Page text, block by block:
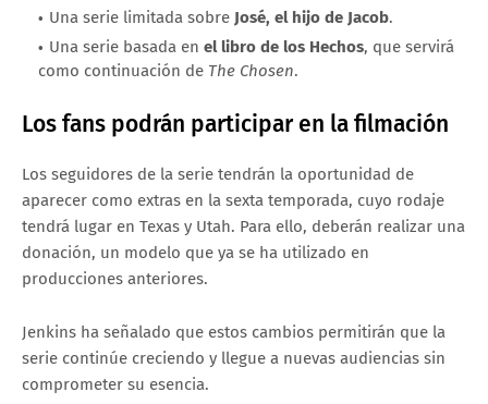
Una serie limitada sobre José, el hijo de Jacob.
Una serie basada en el libro de los Hechos, que servirá
como continuación de The Chosen.
Los fans podrán participar en la filmación
Los seguidores de la serie tendrán la oportunidad de
aparecer como extras en la sexta temporada, cuyo rodaje
tendrá lugar en Texas y Utah. Para ello, deberán realizar una
donación, un modelo que ya se ha utilizado en
producciones anteriores.
Jenkins ha señalado que estos cambios permitirán que la
serie continúe creciendo y llegue a nuevas audiencias sin
comprometer su esencia.